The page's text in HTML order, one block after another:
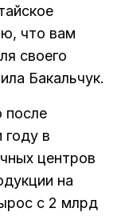
что вам
своего
Бакальчук.
после
в
центров
на
с 2 млрд